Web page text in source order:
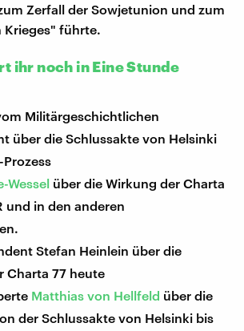
Zerfall der Sowjetunion und zum
Krieges" führte.
ihr noch in Eine Stunde
Militärgeschichtlichen
über die Schlussakte von Helsinki
Prozess
Wessel über die Wirkung der Charta
und in den anderen
Stefan Heinlein über die
Charta 77 heute
Matthias von Hellfeld über die
der Schlussakte von Helsinki bis